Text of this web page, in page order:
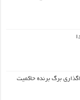
برگ برنده حاکمیت